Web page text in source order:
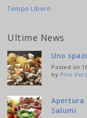
Tempo Libero
Ultime News
Uno
Posted on
by Pino Vero
Apertura
Salumi